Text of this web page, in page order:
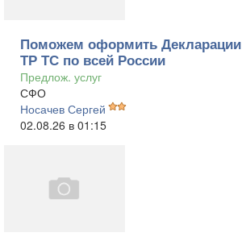
Поможем оформить Декларации
ТР ТС по всей России
Предлож. услуг
СФО
Носачев Сергей
02.08.26 в 01:15